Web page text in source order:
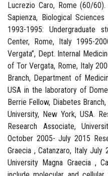
Lucrezio Caro, Rome (60/
Sapienza, Biological
1993-1995: Undergraduate
Center, Rome, Italy 1995-
Vergata”, Dept. Internal
of Tor Vergata, Rome, Italy
Branch, Department of
USA in the laboratory of
Berrie Fellow, Diabetes
University, New York, USA.
Research Associate,
October 2005- July 2015
Graecia , Catanzaro, Italy
University Magna Graecia ,